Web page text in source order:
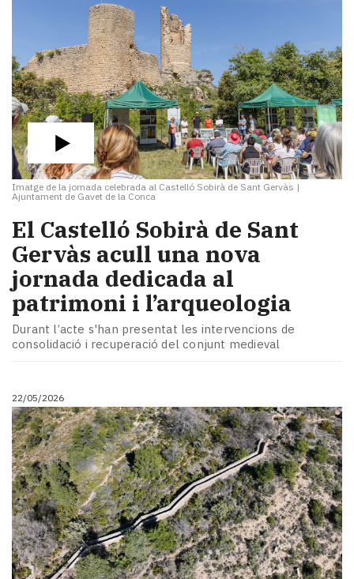
Imatge de la jornada celebrada al Castelló Sobirà de Sant Gervàs |
Ajuntament de Gavet de la Conca
El Castelló Sobirà de Sant
Gervàs acull una nova
jornada dedicada al
patrimoni i l’arqueologia
Durant l’acte s'han presentat les intervencions de
consolidació i recuperació del conjunt medieval
22/05/2026